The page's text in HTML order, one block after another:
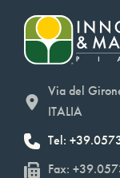
Via del
ITALIA
Tel:
Fax: